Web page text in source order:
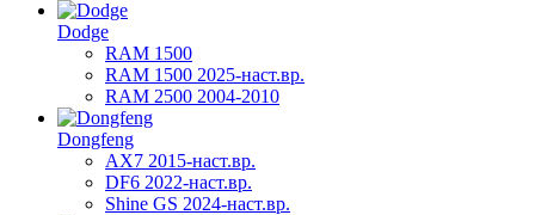
Dodge
RAM 1500
RAM 1500 2025-наст.вр.
RAM 2500 2004-2010
Dongfeng
AX7 2015-наст.вр.
DF6 2022-наст.вр.
Shine GS 2024-наст.вр.